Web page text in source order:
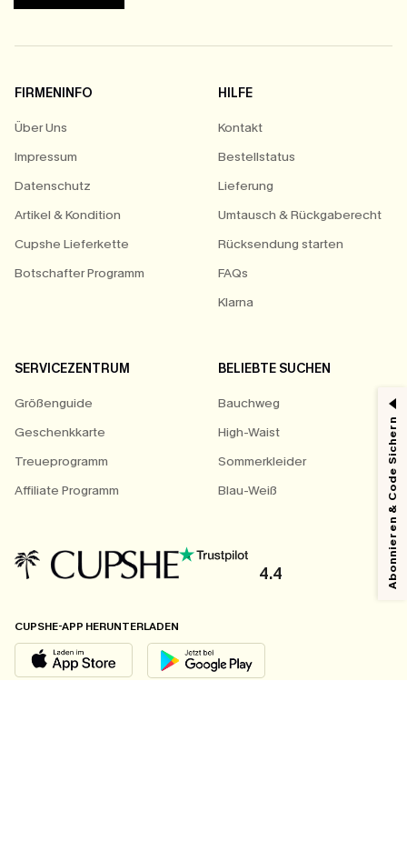
FIRMENINFO
Über Uns
Impressum
Datenschutz
Artikel & Kondition
Cupshe Lieferkette
Botschafter Programm
HILFE
Kontakt
Bestellstatus
Lieferung
Umtausch & Rückgaberecht
Rücksendung starten
FAQs
Klarna
SERVICEZENTRUM
Größenguide
Geschenkkarte
Treueprogramm
Affiliate Programm
BELIEBTE SUCHEN
Bauchweg
High-Waist
Sommerkleider
Blau-Weiß
4.4
CUPSHE-APP HERUNTERLADEN
Abonnieren & Code Sichern